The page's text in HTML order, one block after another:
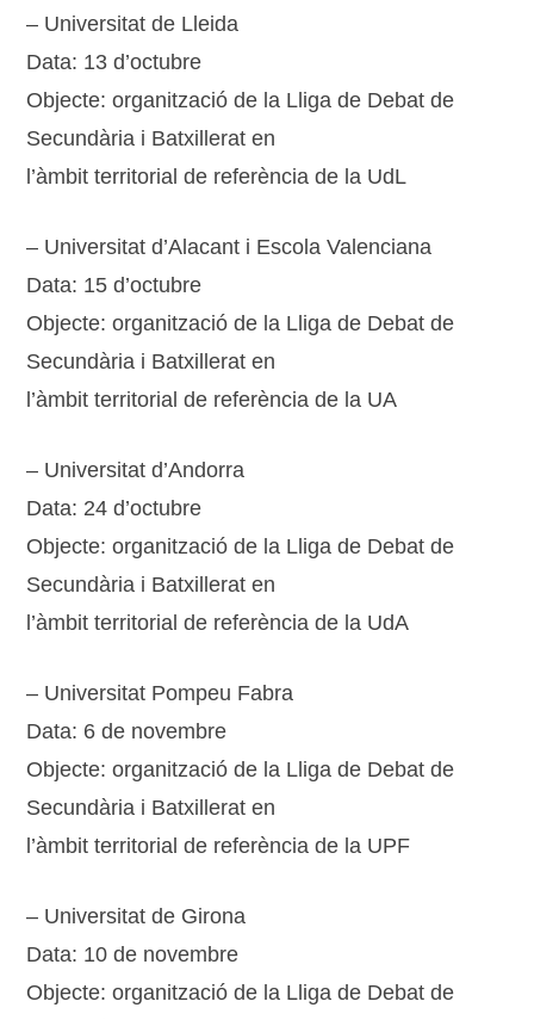
– Universitat de Lleida
Data: 13 d’octubre
Objecte: organització de la Lliga de Debat de
Secundària i Batxillerat en
l’àmbit territorial de referència de la UdL
– Universitat d’Alacant i Escola Valenciana
Data: 15 d’octubre
Objecte: organització de la Lliga de Debat de
Secundària i Batxillerat en
l’àmbit territorial de referència de la UA
– Universitat d’Andorra
Data: 24 d’octubre
Objecte: organització de la Lliga de Debat de
Secundària i Batxillerat en
l’àmbit territorial de referència de la UdA
– Universitat Pompeu Fabra
Data: 6 de novembre
Objecte: organització de la Lliga de Debat de
Secundària i Batxillerat en
l’àmbit territorial de referència de la UPF
– Universitat de Girona
Data: 10 de novembre
Objecte: organització de la Lliga de Debat de